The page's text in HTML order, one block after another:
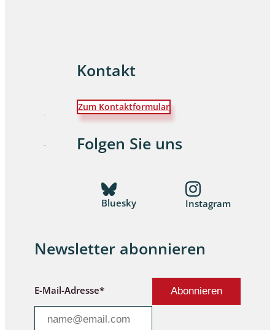
Kontakt
Zum Kontaktformular
Folgen Sie uns
Bluesky Instagram
Newsletter abonnieren
E-Mail-Adresse*